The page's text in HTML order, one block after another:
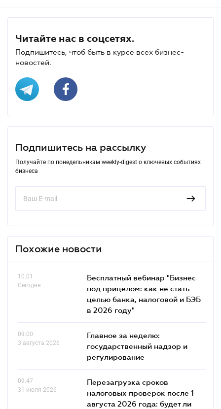
Читайте нас в соцсетях.
Подпишитесь, чтоб быть в курсе всех бизнес-
новостей.
Подпишитесь на рассылку
Получайте по понедельникам weekly-digest о ключевых событиях
бизнеса
Похожие новости
10.01
Сегодня
Бесплатный вебинар "Бизнес
под прицелом: как не стать
целью банка, налоговой и БЭБ
в 2026 году"
09.00
3 августа 2026
Главное за неделю:
государственный надзор и
регулирование
09.47
31 июля 2026
Перезагрузка сроков
налоговых проверок после 1
августа 2026 года: будет ли